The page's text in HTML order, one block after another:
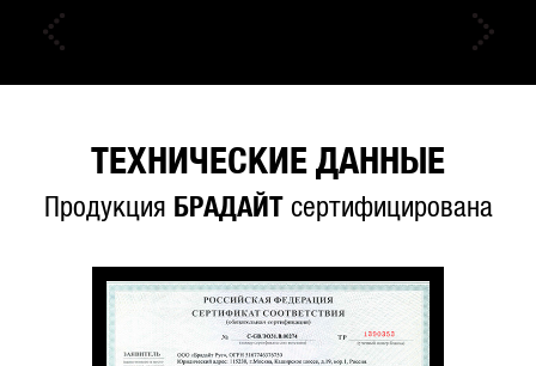
ТЕХНИЧЕСКИЕ ДАННЫЕ
Продукция БРАДАЙТсертифицирована